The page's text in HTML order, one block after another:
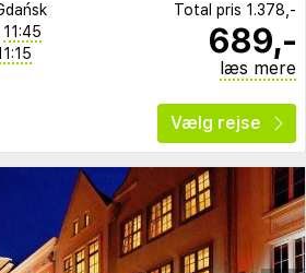
11:45
Total pris 1.378,-
689,-
læs mere
Vælg rejse